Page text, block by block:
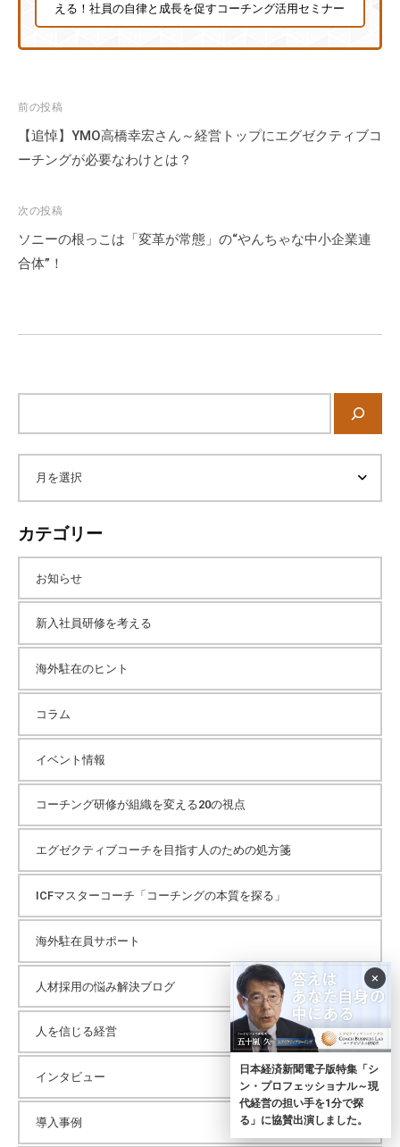
える！社員の自律と成長を促すコーチング活用セミナー
投
稿
ナ
ゲ
ー
シ
前の投稿
【追悼】YMO高橋幸宏さん～経営トップにエグゼクティブコ
ーチングが必要なわけとは？
次の投稿
ソニーの根っこは「変革が常態」の“やんちゃな中小企業連
合体”！
索
ー
カテゴリー
お知らせ
新入社員研修を考える
海外駐在のヒント
コラム
イベント情報
コーチング研修が組織を変える20の視点
エグゼクティブコーチを目指す人のための処方箋
ICFマスターコーチ「コーチングの本質を探る」
海外駐在員サポート
人材採用の悩み解決ブログ
人を信じる経営
インタビュー
導入事例
×
日本経済新聞電子版特集「シ
ン・プロフェッショナル～現
代経営の担い手を1分で探
る」に協賛出演しました。